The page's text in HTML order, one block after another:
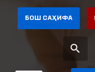
БОШ САҲИФА